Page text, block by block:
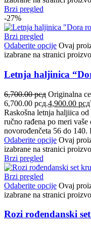
Brzi pregled
-27%
Brzi pregled
Odaberite opcije Ovaj
izabrane na stranici
Letnja haljinica
6,700.00рсд Originalna
6,700.00 рсд.4,900.00 рсд
Raskošna letnja haljiica
ručno rađena po meri
novorođenčeta 56 do
Odaberite opcije Ovaj
izabrane na stranici
Brzi pregled
Brzi pregled
Odaberite opcije Ovaj
izabrane na stranici
Rozi rođendanski